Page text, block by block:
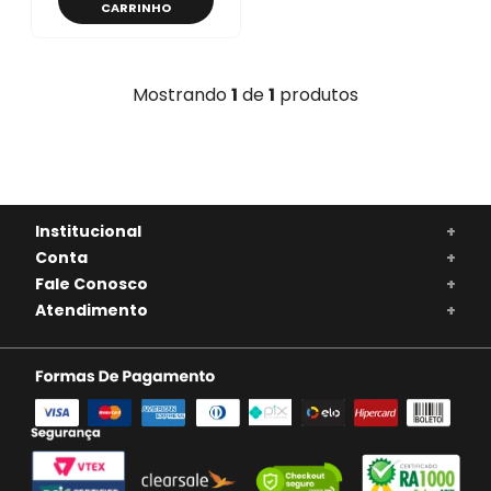
CARRINHO
Mostrando1 de1 produtos
Institucional
+
Conta
+
Fale Conosco
+
Atendimento
+